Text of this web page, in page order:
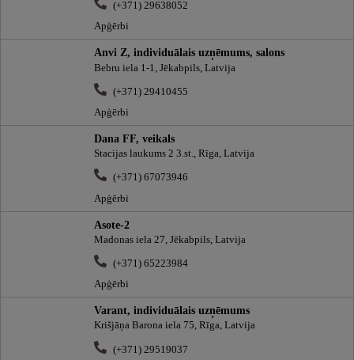
(+371) 29638052
Apģērbi
Anvi Z, individuālais uzņēmums, salons
Bebru iela 1-1, Jēkabpils, Latvija
(+371) 29410455
Apģērbi
Dana FF, veikals
Stacijas laukums 2 3.st., Rīga, Latvija
(+371) 67073946
Apģērbi
Asote-2
Madonas iela 27, Jēkabpils, Latvija
(+371) 65223984
Apģērbi
Varant, individuālais uzņēmums
Krišjāņa Barona iela 75, Rīga, Latvija
(+371) 29519037